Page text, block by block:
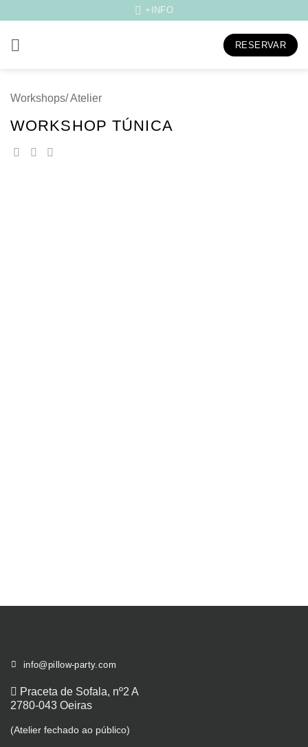
content
+INFO
RESERVAR
Workshops/ Atelier
WORKSHOP TÚNICA
info@pillow-party.com
Praceta de Sofala, nº2 A
2780-043 Oeiras
(Atelier fechado ao público)